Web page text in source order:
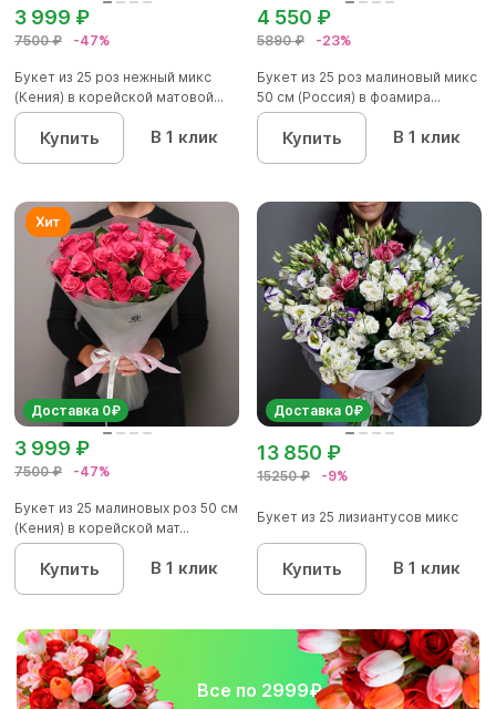
7500 ₽ -47%
3 999 ₽
Букет из 25 роз нежный микс
(Кения) в корейской матовой...
Купить В 1 клик
5890 ₽ -23%
4 550 ₽
Букет из 25 роз малиновый микс
50 см (Россия) в фоамира...
Купить В 1 клик
Доставка 0₽
7500 ₽ -47%
3 999 ₽
Букет из 25 малиновых роз 50 см
(Кения) в корейской мат...
Купить В 1 клик
Доставка 0₽
15250 ₽ -9%
13 850 ₽
Букет из 25 лизиантусов микс
Купить В 1 клик
Все по 2999₽